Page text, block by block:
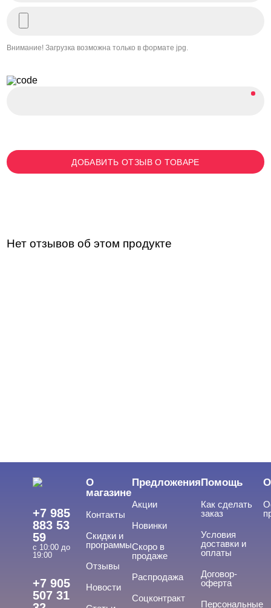
Нет отзывов об этом продукте
Внимание! Загрузка возможна только в формате jpg.
ДОБАВИТЬ ОТЗЫВ О ТОВАРЕ
+7 985
883 53
59
с 10:00 до
19:00
+7 905
507 31
О
магазине
Контакты
Скидки и
программы
Отзывы
Новости
Предложения
Акции
Новинки
Скоро в
продаже
Распродажа
Соцконтракт
Помощь
Как сделать
заказ
Условия
доставки и
оплаты
Договор-
оферта
Персональные